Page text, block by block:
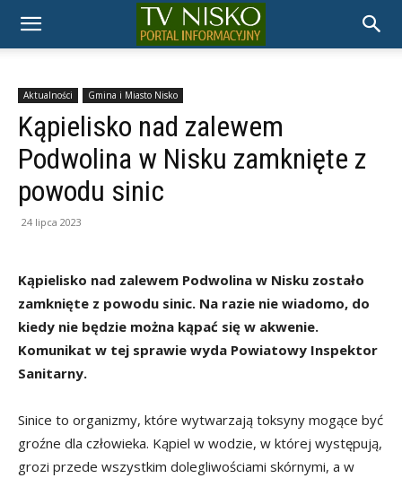
TELEWIZJA
NISKO
Aktualności Gmina i Miasto Nisko
Kąpielisko nad zalewem
Podwolina w Nisku zamknięte z
powodu sinic
24 lipca 2023
Kąpielisko nad zalewem Podwolina w Nisku zostało
zamknięte z powodu sinic. Na razie nie wiadomo, do
kiedy nie będzie można kąpać się w akwenie.
Komunikat w tej sprawie wyda Powiatowy Inspektor
Sanitarny.
Sinice to organizmy, które wytwarzają toksyny mogące być
groźne dla człowieka. Kąpiel w wodzie, w której występują,
grozi przede wszystkim dolegliwościami skórnymi, a w